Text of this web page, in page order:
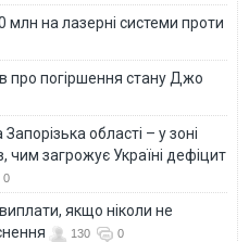
млн на лазерні системи проти
про погіршення стану Джо
області – у зоні
чим загрожує Україні дефіцит
0
якщо ніколи не
130 0